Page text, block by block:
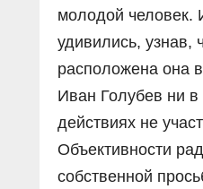
молодой человек.
удивились, узнав,
расположена она
Иван Голубев ни в
действиях не
Объективности
собственной